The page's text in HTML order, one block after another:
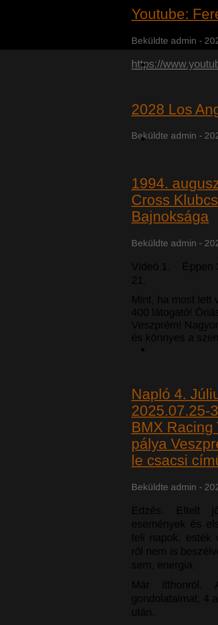
Youtube:
Beküldte admin -
https://
2028 Los
Beküldte admin -
1994.
Cross
Bajnoksága
Beküldte admin -
Videó 1. Éppen
21.
Mint, ha most lett
400 látogató!
Veszprém!
és könnyes a
Napló 4.
2025.07.25-
BMX Racing
pálya
le csacsi
Beküldte admin -
Edzés. Eltelt
események és
teli napok, esték
ről nem is
sem, energia.
Már itthonról,
gondolataimat, 4
után.